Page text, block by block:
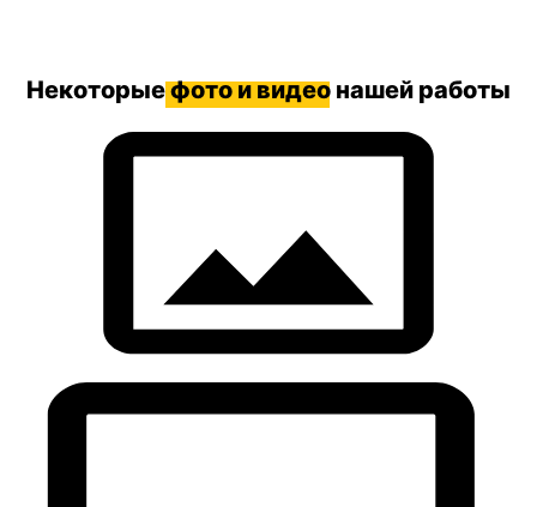
Некоторыефото и видео нашей работы